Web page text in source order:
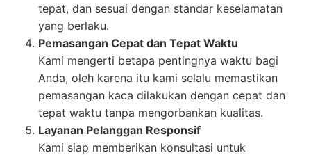
tepat, dan sesuai dengan standar keselamatan
yang berlaku.
Pemasangan Cepat dan Tepat Waktu
Kami mengerti betapa pentingnya waktu bagi
Anda, oleh karena itu kami selalu memastikan
pemasangan kaca dilakukan dengan cepat dan
tepat waktu tanpa mengorbankan kualitas.
Layanan Pelanggan Responsif
Kami siap memberikan konsultasi untuk